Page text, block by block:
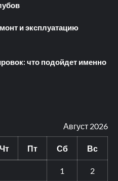
и эксплуатацию
что подойдет именно
Август 2026
Чт Пт Сб Вс
1 2